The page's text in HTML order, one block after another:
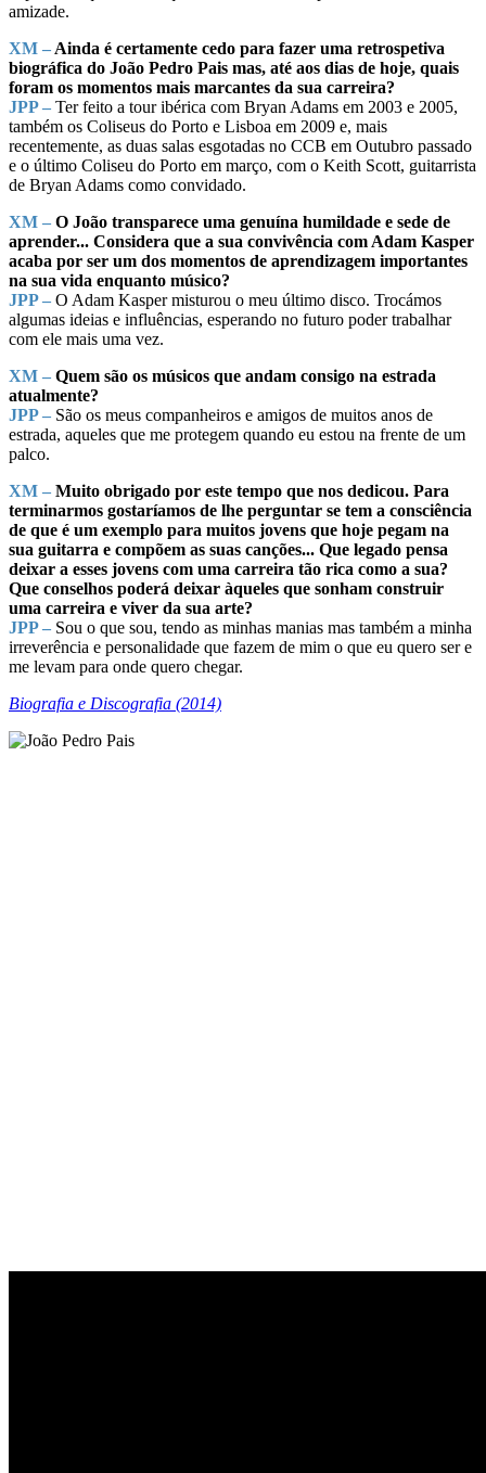
amizade.
XM – Ainda é certamente cedo para fazer uma retrospetiva
biográfica do João Pedro Pais mas, até aos dias de hoje, quais
foram os momentos mais marcantes da sua carreira?
JPP – Ter feito a tour ibérica com Bryan Adams em 2003 e 2005,
também os Coliseus do Porto e Lisboa em 2009 e, mais
recentemente, as duas salas esgotadas no CCB em Outubro passado
e o último Coliseu do Porto em março, com o Keith Scott, guitarrista
de Bryan Adams como convidado.
XM – O João transparece uma genuína humildade e sede de
aprender... Considera que a sua convivência com Adam Kasper
acaba por ser um dos momentos de aprendizagem importantes
na sua vida enquanto músico?
JPP – O Adam Kasper misturou o meu último disco. Trocámos
algumas ideias e influências, esperando no futuro poder trabalhar
com ele mais uma vez.
XM – Quem são os músicos que andam consigo na estrada
atualmente?
JPP – São os meus companheiros e amigos de muitos anos de
estrada, aqueles que me protegem quando eu estou na frente de um
palco.
XM – Muito obrigado por este tempo que nos dedicou. Para
terminarmos gostaríamos de lhe perguntar se tem a consciência
de que é um exemplo para muitos jovens que hoje pegam na
sua guitarra e compõem as suas canções... Que legado pensa
deixar a esses jovens com uma carreira tão rica como a sua?
Que conselhos poderá deixar àqueles que sonham construir
uma carreira e viver da sua arte?
JPP – Sou o que sou, tendo as minhas manias mas também a minha
irreverência e personalidade que fazem de mim o que eu quero ser e
me levam para onde quero chegar.
Biografia e Discografia (2014)